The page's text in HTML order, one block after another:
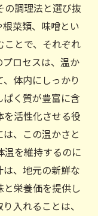
の調理法と選び抜
菜類、味噌とい
ことで、それぞれ
ロセスは、温か
体内にしっかり
く質が豊富に含
を活性化させる役
、この温かさと
温を維持するのに
、地元の新鮮な
栄養価を提供し
入れることは、